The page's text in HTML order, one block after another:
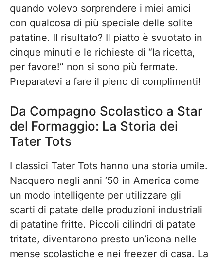
quando volevo sorprendere i miei amici
con qualcosa di più speciale delle solite
patatine. Il risultato? Il piatto è svuotato in
cinque minuti e le richieste di “la ricetta,
per favore!” non si sono più fermate.
Preparatevi a fare il pieno di complimenti!
Da Compagno Scolastico a Star
del Formaggio: La Storia dei
Tater Tots
I classici Tater Tots hanno una storia umile.
Nacquero negli anni ’50 in America come
un modo intelligente per utilizzare gli
scarti di patate delle produzioni industriali
di patatine fritte. Piccoli cilindri di patate
tritate, diventarono presto un’icona nelle
mense scolastiche e nei freezer di casa. La